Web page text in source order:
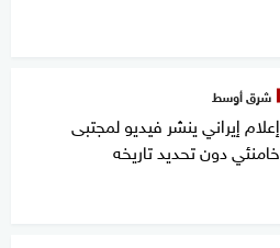
شرق أوسط
إعلام إيراني ينشر فيديو لمجتبى
خامنئي دون تحديد تاريخه